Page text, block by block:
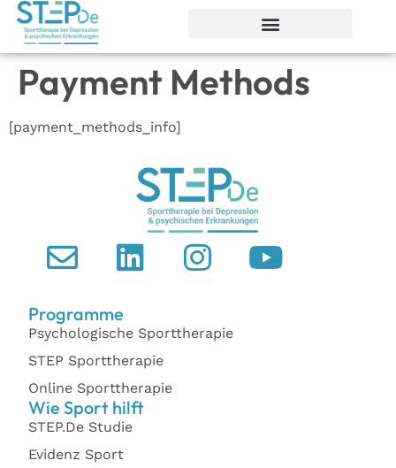
Payment Methods
[payment_methods_info]
Programme
Psychologische Sporttherapie
STEP Sporttherapie
Online Sporttherapie
Wie Sport hilft
STEP.De Studie
Evidenz Sport